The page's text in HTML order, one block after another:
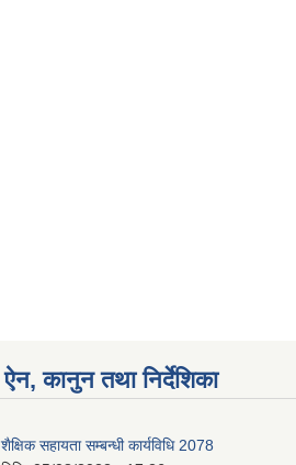
ऐन, कानुन तथा निर्देशिका
शैक्षिक सहायता सम्बन्धी कार्यविधि 2078